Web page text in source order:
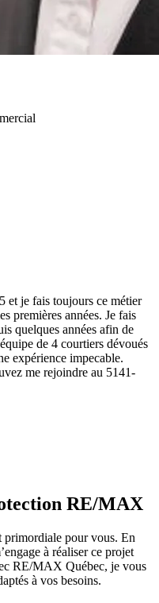
et je fais toujours ce métier
premières années. Je fais
quelques années afin de
de 4 courtiers dévoués
expérience impecable.
me rejoindre au 5141-
RE/MAX
primordiale pour vous. En
à réaliser ce projet
RE/MAX Québec, je vous
à vos besoins.